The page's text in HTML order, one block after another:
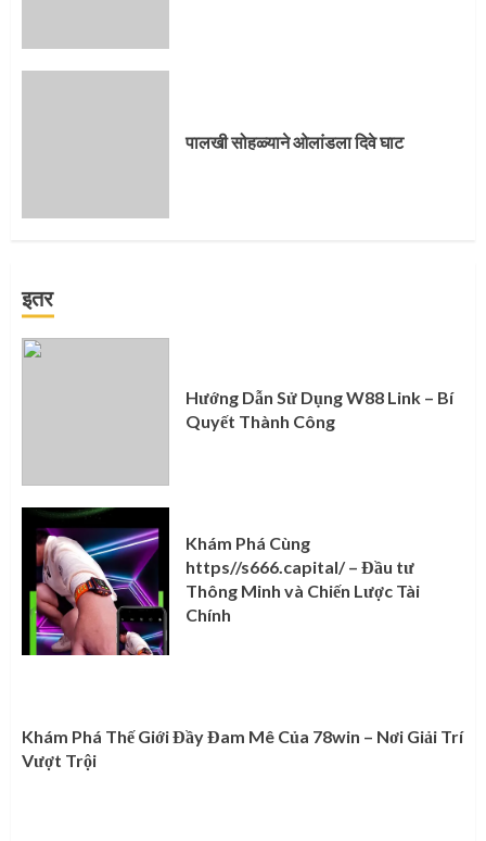
पालखी सोहळ्याने ओलांडला दिवे घाट
इतर
Hướng Dẫn Sử Dụng W88 Link – Bí
Quyết Thành Công
Khám Phá Cùng
https//s666.capital/ – Đầu tư
Thông Minh và Chiến Lược Tài
Chính
Khám Phá Thế Giới Đầy Đam Mê Của 78win – Nơi Giải Trí
Vượt Trội